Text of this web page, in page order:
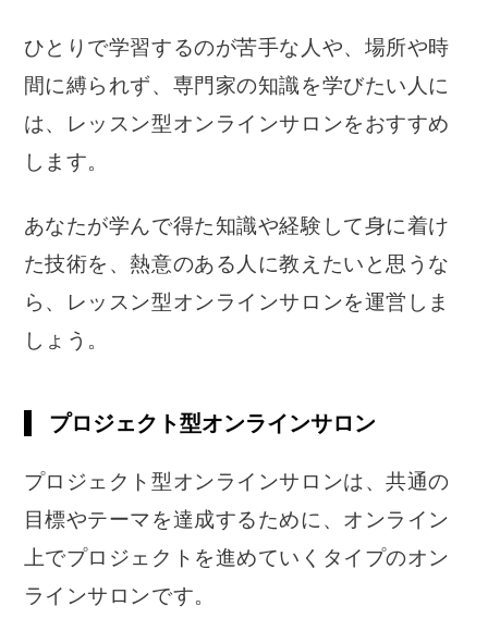
ひとりで学習するのが苦手な人や、場所や時
間に縛られず、専門家の知識を学びたい人に
は、レッスン型オンラインサロンをおすすめ
します。
あなたが学んで得た知識や経験して身に着け
た技術を、熱意のある人に教えたいと思うな
ら、レッスン型オンラインサロンを運営しま
しょう。
プロジェクト型オンラインサロン
プロジェクト型オンラインサロンは、共通の
目標やテーマを達成するために、オンライン
上でプロジェクトを進めていくタイプのオン
ラインサロンです。